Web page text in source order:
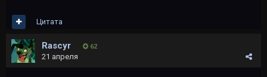
Цитата
Rascyr 62
21 апреля